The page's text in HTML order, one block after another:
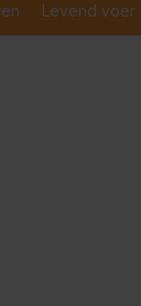
Levend voer